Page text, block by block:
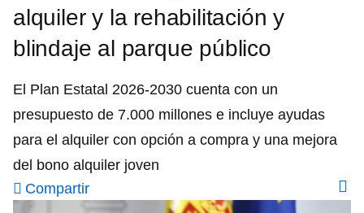
alquiler y la rehabilitación y
blindaje al parque público
El Plan Estatal 2026-2030 cuenta con un
presupuesto de 7.000 millones e incluye ayudas
para el alquiler con opción a compra y una mejora
del bono alquiler joven
Compartir